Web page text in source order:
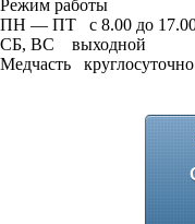
Режим работы
ПН — ПТ с 8.00 до
СБ, ВС выходной
Медчасть круглосуточно